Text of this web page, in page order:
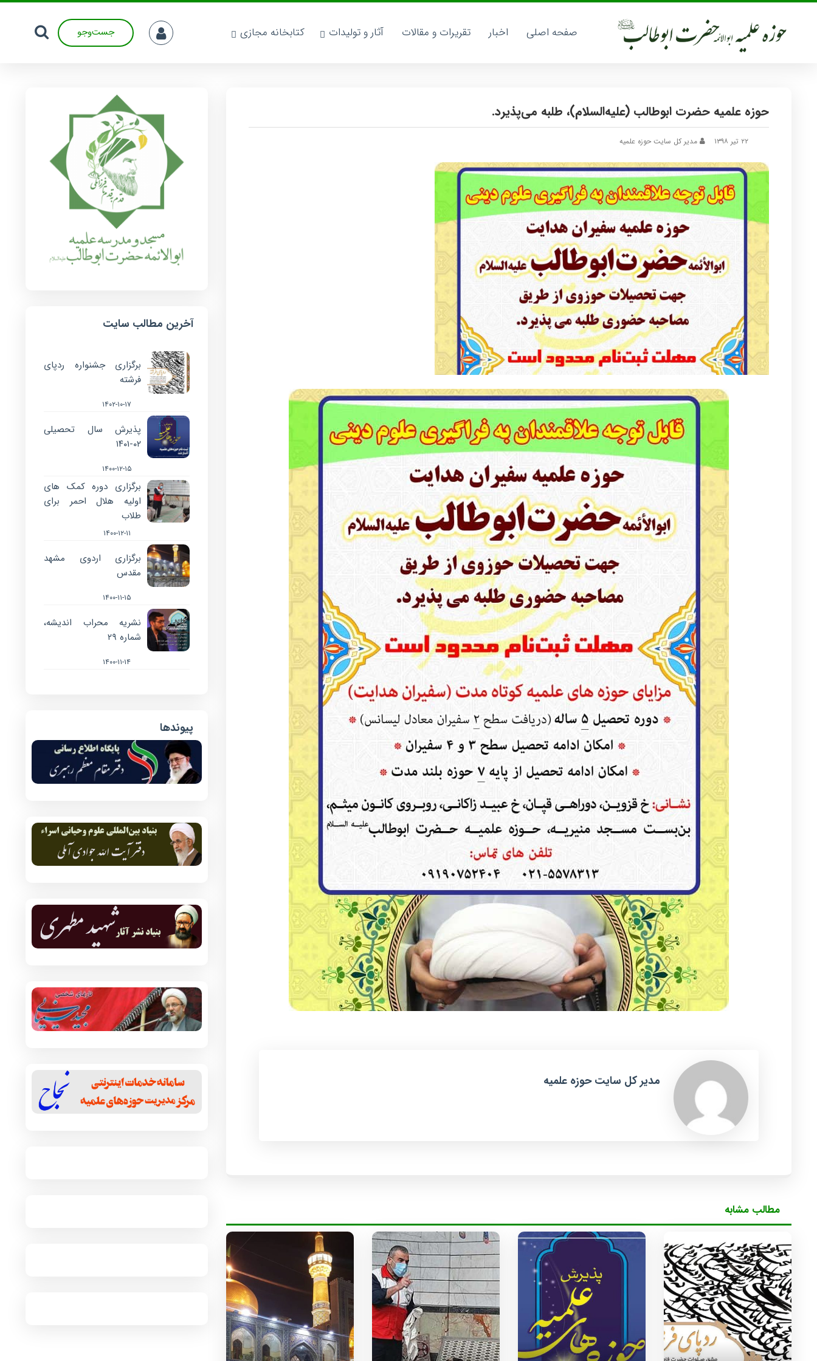
صفحه اصلی اخبار تقریرات و مقالات آثار و تولیدات کتابخانه مجازی جست‌وجو
حوزه علمیه حضرت ابوطالب (علیه‌السلام)، طلبه می‌پذیرد.
۲۲ تیر ۱۳۹۸ مدیر کل سایت حوزه علمیه
مدیر کل سایت حوزه علمیه
مطالب مشابه
آخرین مطالب سایت
برگزاری جشنواره ردپای
فرشته
۱۴۰۲-۱۰-۱۷
پذیرش سال تحصیلی
۰۲-۱۴۰۱
۱۴۰۰-۱۲-۱۵
برگزاری دوره کمک های
اولیه هلال احمر برای
طلاب
۱۴۰۰-۱۲-۱۱
برگزاری اردوی مشهد
مقدس
۱۴۰۰-۱۱-۱۵
نشریه محراب اندیشه،
شماره ۲۹
۱۴۰۰-۱۱-۱۴
پیوندها